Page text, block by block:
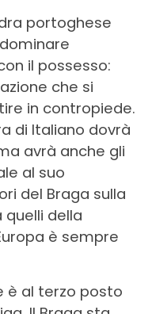
portoghese
il possesso:
che si
in contropiede.
di Italiano dovrà
avrà anche gli
al suo
del Braga sulla
della
è sempre
è al terzo posto